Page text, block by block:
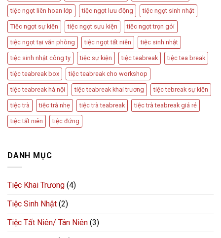
tiệc ngọt liên hoan lớp tiệc ngọt lưu động tiệc ngọt sinh nhật
Tiệc ngọt sự kiện tiệc ngọt sựu kiện tiệc ngọt trọn gói
tiệc ngọt tại văn phòng tiệc ngọt tất niên tiệc sinh nhật
tiệc sinh nhật công ty tiệc sự kiện tiệc teabreak tiệc tea break
tiệc teabreak box tiệc teabreak cho workshop
tiệc teabreak hà nội tiệc teabreak khai trương tiệc tebreak sự kiện
tiệc trà tiệc trà nhẹ tiệc trà teabreak tiệc trà teabreak giá rẻ
tiệc tất niên tiệc đứng
DANH MỤC
Tiệc Khai Trương (4)
Tiệc Sinh Nhật (2)
Tiệc Tất Niên/ Tân Niên (3)